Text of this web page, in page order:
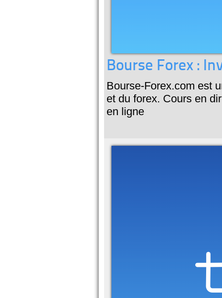
Bourse Forex :
Bourse-Forex.com est
et du forex. Cours en
en ligne